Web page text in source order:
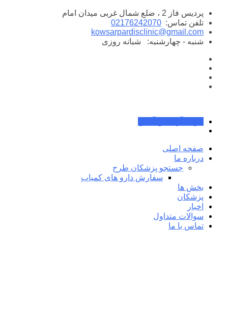
پرش
محتوا
پردیس فاز 2 ، ضلع شمال غربی میدان امام
تلفن تماس: 02176242070
kowsarpardisclinic@gmail.com
شنبه - چهارشنبه:
شبانه روزی
صفحه اصلی
درباره ما
جستجو پزشکان طرح
سفارش دارو های کمیاب
بخش ها
پزشکان
اخبار
سوالات متداول
تماس با ما